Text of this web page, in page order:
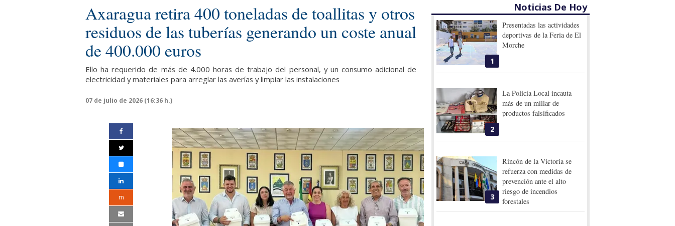
Axaragua retira 400 toneladas de toallitas y otros
residuos de las tuberías generando un coste anual
de 400.000 euros
Ello ha requerido de más de 4.000 horas de trabajo del personal, y un consumo adicional de
electricidad y materiales para arreglar las averías y limpiar las instalaciones
07 de julio de 2026 (16:36 h.)
m
Noticias De Hoy
1
Presentadas las actividades
deportivas de la Feria de El
Morche
2
La Policía Local incauta
más de un millar de
productos falsificados
3
Rincón de la Victoria se
refuerza con medidas de
prevención ante el alto
riesgo de incendios
forestales